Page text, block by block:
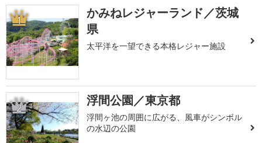
1
かみねレジャーランド／茨城
県
太平洋を一望できる本格レジャー施設
2 浮間公園／東京都
浮間ヶ池の周囲に広がる、風車がシンボル
の水辺の公園